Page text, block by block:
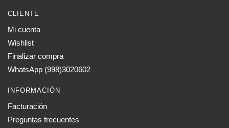
CLIENTE
Mi cuenta
Wishlist
Finalizar compra
WhatsApp (998)3020602
INFORMACIÓN
Facturación
Preguntas frecuentes